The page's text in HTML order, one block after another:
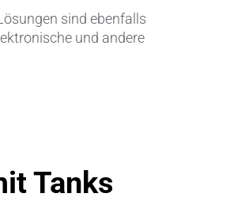
und Dichtungen
sind ebenfalls
und andere
Tanks